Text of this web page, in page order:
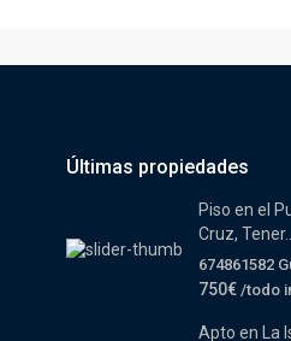
Últimas propiedades
Piso en el
Cruz, Tener...
674861582
750€ /todo
Apto en La